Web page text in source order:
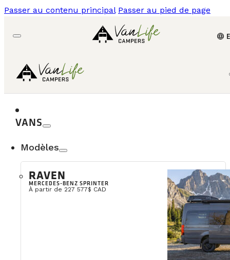
Passer au contenu principal Passer au pied de page
language
VANS
Modèles
RAVEN
MERCEDES-BENZ SPRINTER
À partir de 227 577$ CAD